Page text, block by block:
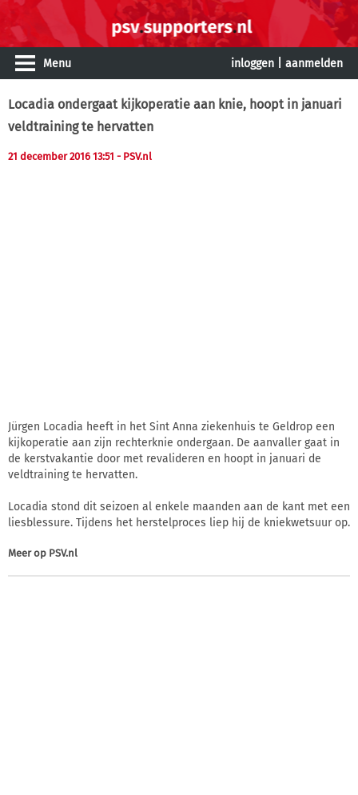
Menu inloggen aanmelden
Locadia ondergaat kijkoperatie aan knie, hoopt in januari
veldtraining te hervatten
21 december 2016 13:51 - PSV.nl
Jürgen Locadia heeft in het Sint Anna ziekenhuis te Geldrop een
kijkoperatie aan zijn rechterknie ondergaan. De aanvaller gaat in
de kerstvakantie door met revalideren en hoopt in januari de
veldtraining te hervatten.
Locadia stond dit seizoen al enkele maanden aan de kant met een
liesblessure. Tijdens het herstelproces liep hij de kniekwetsuur op.
Meer op PSV.nl